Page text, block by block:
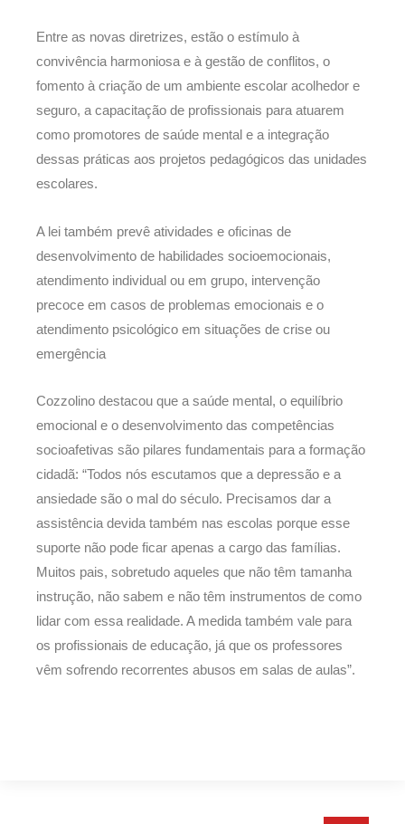
Entre as novas diretrizes, estão o estímulo à
convivência harmoniosa e à gestão de conflitos, o
fomento à criação de um ambiente escolar acolhedor e
seguro, a capacitação de profissionais para atuarem
como promotores de saúde mental e a integração
dessas práticas aos projetos pedagógicos das unidades
escolares.
A lei também prevê atividades e oficinas de
desenvolvimento de habilidades socioemocionais,
atendimento individual ou em grupo, intervenção
precoce em casos de problemas emocionais e o
atendimento psicológico em situações de crise ou
emergência
Cozzolino destacou que a saúde mental, o equilíbrio
emocional e o desenvolvimento das competências
socioafetivas são pilares fundamentais para a formação
cidadã: “Todos nós escutamos que a depressão e a
ansiedade são o mal do século. Precisamos dar a
assistência devida também nas escolas porque esse
suporte não pode ficar apenas a cargo das famílias.
Muitos pais, sobretudo aqueles que não têm tamanha
instrução, não sabem e não têm instrumentos de como
lidar com essa realidade. A medida também vale para
os profissionais de educação, já que os professores
vêm sofrendo recorrentes abusos em salas de aulas”.